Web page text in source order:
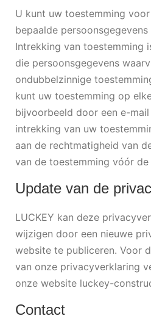
U kunt uw toestemming
bepaalde
Intrekking van toestemming
die persoonsgegevens
ondubbelzinnige
kunt uw toestemming op
bijvoorbeeld door een e-
intrekking van uw
aan de rechtmatigheid van
van de toestemming vóór
Update van de
LUCKEY kan deze
wijzigen door een nieuwe
website te publiceren. Voor
van onze privacyverklaring
onze website luckey-
Contact